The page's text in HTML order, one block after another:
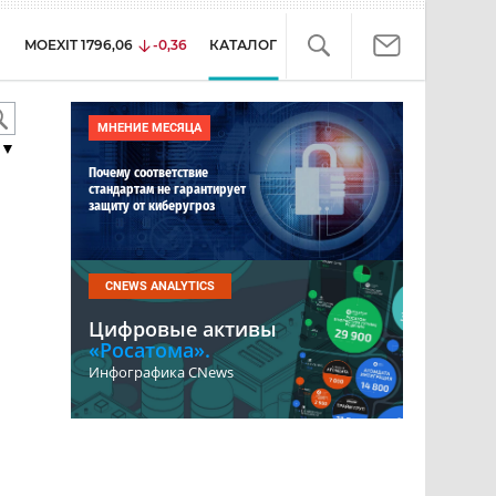
MOEXIT 1796,06 -0,36 КАТАЛОГ
▼
МНЕНИЕ МЕСЯЦА
Почему соответствие
стандартам не гарантирует
защиту от киберугроз
CNEWS ANALYTICS
Цифровые активы
«Росатома».
Инфографика CNews